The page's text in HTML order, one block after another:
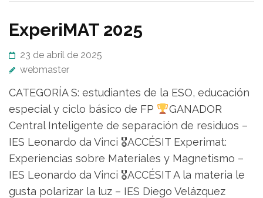
ExperiMAT 2025
23 de abril de 2025
webmaster
CATEGORÍA S: estudiantes de la ESO, educación
especial y ciclo básico de FP
GANADOR
Central Inteligente de separación de residuos –
IES Leonardo da Vinci 🎖ACCÉSIT Experimat:
Experiencias sobre Materiales y Magnetismo –
IES Leonardo da Vinci 🎖ACCÉSIT A la materia le
gusta polarizar la luz – IES Diego Velázquez